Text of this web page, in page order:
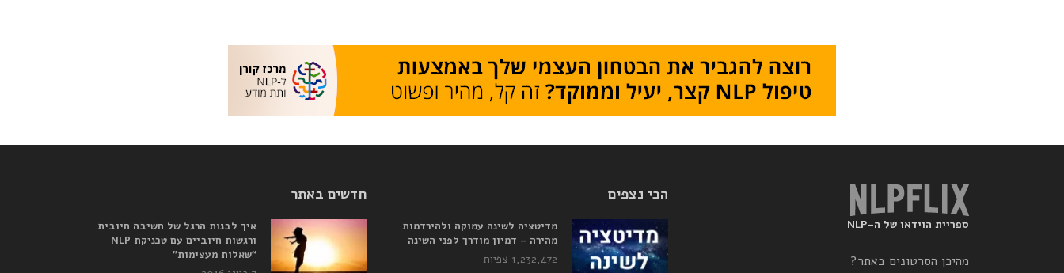
ספריית הוידאו של ה-NLP
מהיכן הסרטונים באתר?
הכי נצפים
מדיטציה לשינה עמוקה ולהירדמות
מהירה – דמיון מודרך לפני השינה
1,232,472 צפיות
חדשים באתר
איך לבנות הרגל של חשיבה חיובית
ורגשות חיוביים עם טכניקת NLP
“שאלות מעצימות”